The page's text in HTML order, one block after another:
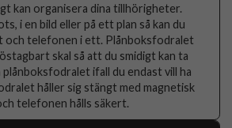
kan organisera dina tillhörigheter.
i en bild eller på ett plan så kan du
och telefonen i ett. Plånboksfodralet
skal så att du smidigt kan ta
ifall du endast vill ha
håller sig stängt med magnetisk
telefonen hålls säkert.